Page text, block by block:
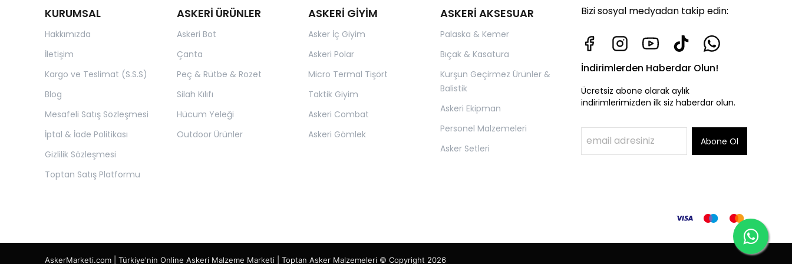
KURUMSAL
Hakkımızda
İletişim
Kargo ve Teslimat (S.S.S)
Blog
Mesafeli Satış Sözleşmesi
İptal & İade Politikası
Gizlilik Sözleşmesi
Toptan Satış Platformu
ASKERİ ÜRÜNLER
Askeri Bot
Çanta
Peç & Rütbe & Rozet
Silah Kılıfı
Hücum Yeleği
Outdoor Ürünler
ASKERİ GİYİM
Asker İç Giyim
Askeri Polar
Micro Termal Tişört
Taktik Giyim
Askeri Combat
Askeri Gömlek
ASKERİ AKSESUAR
Palaska & Kemer
Bıçak & Kasatura
Kurşun Geçirmez Ürünler &
Balistik
Askeri Ekipman
Personel Malzemeleri
Asker Setleri
Bizi sosyal medyadan takip edin:
İndirimlerden Haberdar Olun!
Ücretsiz abone olarak aylık
indirimlerimizden ilk siz haberdar olun.
Abone Ol
AskerMarketi.com | Türkiye'nin Online Askeri Malzeme Marketi | Toptan Asker Malzemeleri © Copyright 2026